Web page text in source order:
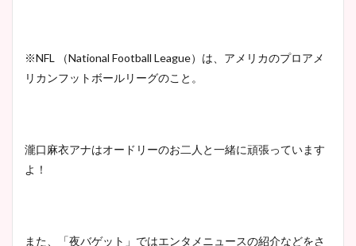
※NFL （National Football League）は、アメリカのプロアメ
リカンフットボールリーグのこと。
瀧口麻衣アナはオードリーのお二人と一緒に頑張っています
よ！
また、「夜バゲット」ではエンタメニュースの紹介などをさ